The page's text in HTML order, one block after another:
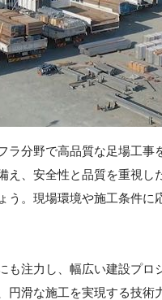
ラ分野で高品質な足場工
え、安全性と品質を重視
う。現場環境や施工条件
も注力し、幅広い建設プ
円滑な施工を実現する技